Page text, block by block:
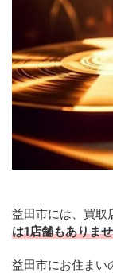
益田市には、買取
は1店舗もありま
益田市にお住まい